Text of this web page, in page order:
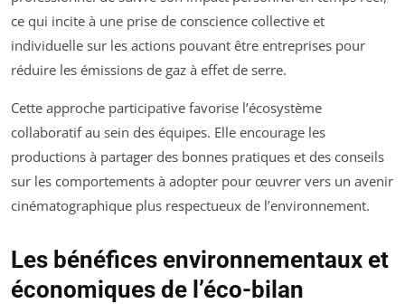
ce qui incite à une prise de conscience collective et
individuelle sur les actions pouvant être entreprises pour
réduire les émissions de gaz à effet de serre.
Cette approche participative favorise l’écosystème
collaboratif au sein des équipes. Elle encourage les
productions à partager des bonnes pratiques et des conseils
sur les comportements à adopter pour œuvrer vers un avenir
cinématographique plus respectueux de l’environnement.
Les bénéfices environnementaux et
économiques de l’éco-bilan